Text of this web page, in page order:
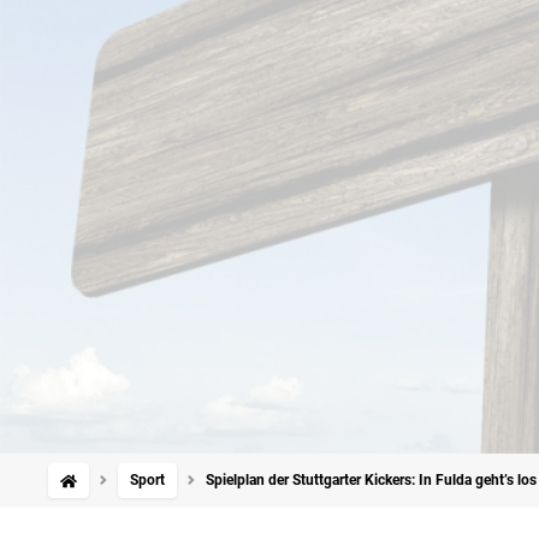
Sport Spielplan der Stuttgarter Kickers: In Fulda geht’s